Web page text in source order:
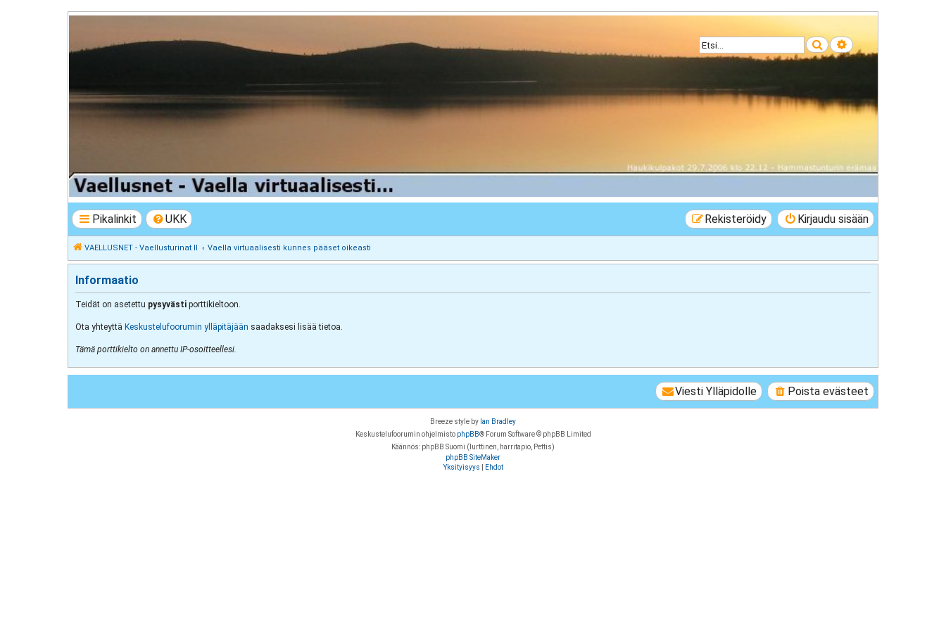
Etsi Tarkennettu haku
VAELLUSNET - Vaellusturinat II
Keskustelua vaeltamisesta ja Lapista
Pikalinkit UKK Kirjaudu sisään
Rekisteröidy
VAELLUSNET - Vaellusturinat II Vaella virtuaalisesti kunnes pääset oikeasti
Informaatio
Teidät on asetettu pysyvästi porttikieltoon.
Ota yhteyttä Keskustelufoorumin ylläpitäjään saadaksesi lisää tietoa.
Tämä porttikielto on annettu IP-osoitteellesi.
Poista evästeet
Viesti Ylläpidolle
Breeze style by Ian Bradley
Keskustelufoorumin ohjelmisto phpBB® Forum Software © phpBB Limited
Käännös: phpBB Suomi (lurttinen, harritapio, Pettis)
phpBB SiteMaker
Yksityisyys
Ehdot